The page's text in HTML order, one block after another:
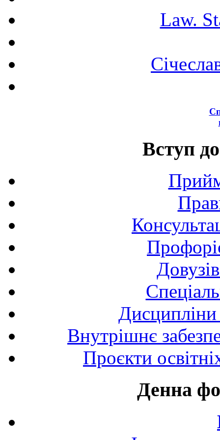
Law.
Вступ
Внутрішнє
Проєкти
Денна